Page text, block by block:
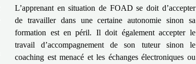
L’apprenant en situation de FOAD se doit d’accepter
de travailler dans une certaine autonomie sinon sa
formation est en péril. Il doit également accepter le
travail d’accompagnement de son tuteur sinon le
coaching est menacé et les échanges électroniques ou